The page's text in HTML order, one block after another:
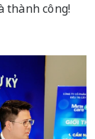
thành công!